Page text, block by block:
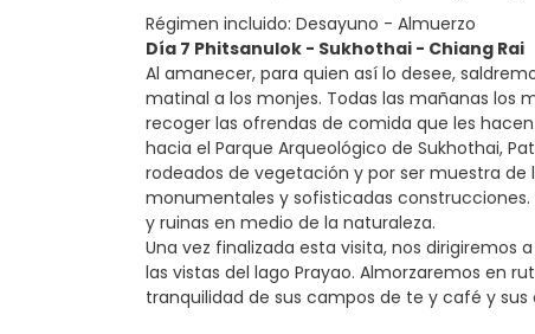
Régimen incluido: Desayuno - Almuerzo
Día 7 Phitsanulok - Sukhothai - Chiang Rai
Al amanecer, para quien así lo desee,
matinal a los monjes. Todas las mañanas los
recoger las ofrendas de comida que les
hacia el Parque Arqueológico de Sukhothai,
rodeados de vegetación y por ser muestra de
monumentales y sofisticadas
y ruinas en medio de la naturaleza.
Una vez finalizada esta visita, nos dirigiremos
las vistas del lago Prayao. Almorzaremos en
tranquilidad de sus campos de te y café y